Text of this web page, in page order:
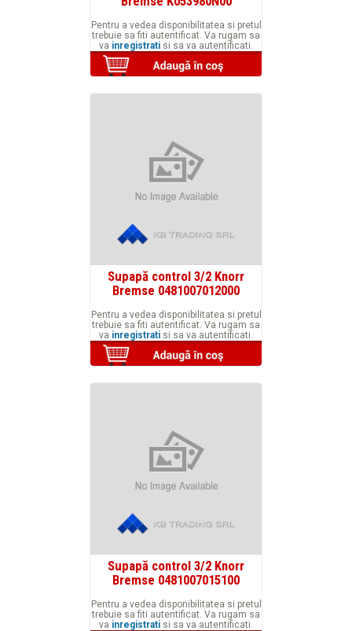
Pentru a vedea disponibilitatea si pretul
trebuie sa fiti autentificat. Va rugam sa
va inregistrati si sa va autentificati.
Supapă control 3/2 Knorr
Bremse 0481007012000
Pentru a vedea disponibilitatea si pretul
trebuie sa fiti autentificat. Va rugam sa
va inregistrati si sa va autentificati.
Supapă control 3/2 Knorr
Bremse 0481007015100
Pentru a vedea disponibilitatea si pretul
trebuie sa fiti autentificat. Va rugam sa
va inregistrati si sa va autentificati.